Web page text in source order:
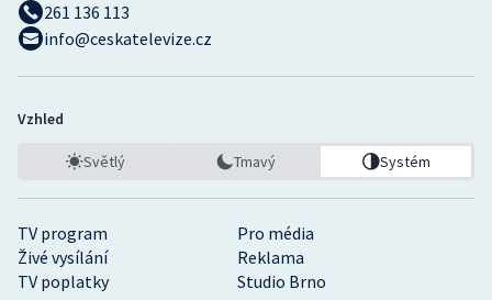
TV program
Pro média
Živé vysílání
Reklama
TV poplatky
Studio Brno
261 136 113
info@ceskatelevize.cz
Vzhled
Světlý Tmavý Systém